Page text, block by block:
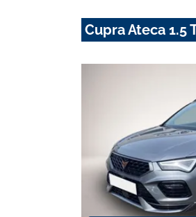
Cupra Ateca 1.5